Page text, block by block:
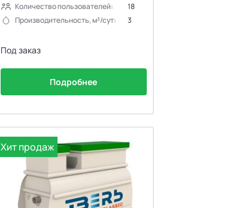
Количество пользователей:
18
Производительность, м³/сут:
3
Под заказ
Подробнее
Хит продаж